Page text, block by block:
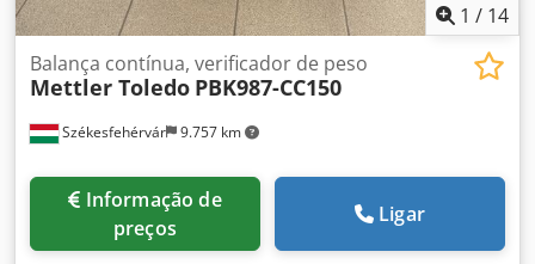
1 / 14
Székesfehérvár 9.757 km
Balança contínua, verificador de peso
Mettler Toledo PBK987-CC150
preços
Ligar